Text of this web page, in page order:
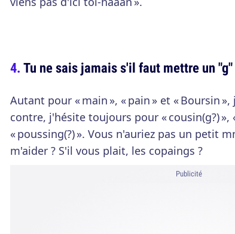
Tu ne sais jamais s'il faut mettre un
Autant pour « main », « pain » et « Boursin
contre, j'hésite toujours pour « cousin(g?) »,
« poussing(?) ». Vous n'auriez pas un petit
m'aider ? S'il vous plait, les copaings ?
Publicité